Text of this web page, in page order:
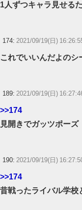
1人ずつキャラ見せる
174: 2021/09/19(日)
これでいいんだよのシ
189: 2021/09/19(日)
>>174
見開きでガッツポーズ
190: 2021/09/19(日)
>>174
昔戦ったライバル学校